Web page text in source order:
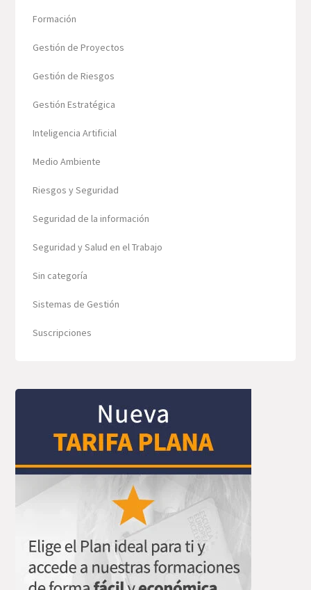
Formación
Gestión de Proyectos
Gestión de Riesgos
Gestión Estratégica
Inteligencia Artificial
Medio Ambiente
Riesgos y Seguridad
Seguridad de la información
Seguridad y Salud en el Trabajo
Sin categoría
Sistemas de Gestión
Suscripciones